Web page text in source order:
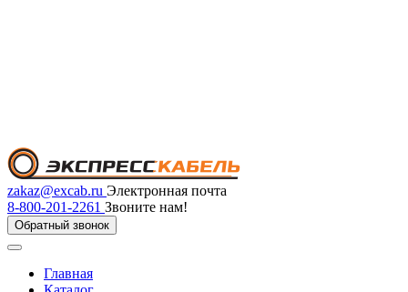
zakaz@excab.ru Электронная почта
8-800-201-2261 Звоните нам!
Обратный звонок
Главная